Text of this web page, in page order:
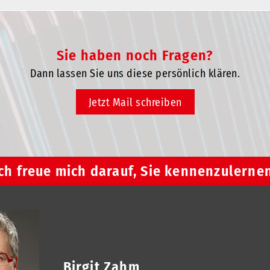
Sie haben noch Fragen?
Dann lassen Sie uns diese persönlich klären.
Jetzt Mail schreiben
freue mich darauf, Sie